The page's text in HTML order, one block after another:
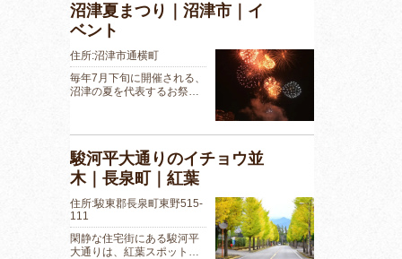
沼津夏まつり｜沼津市｜イ
ベント
住所:沼津市通横町
毎年7月下旬に開催される、
沼津の夏を代表するお祭…
駿河平大通りのイチョウ並
木｜長泉町｜紅葉
住所:駿東郡長泉町東野515-
111
閑静な住宅街にある駿河平
大通りは、紅葉スポット…